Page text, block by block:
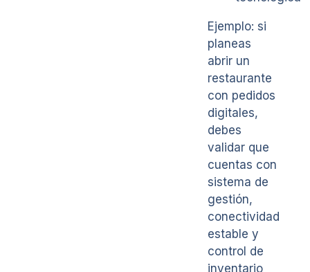
Ejemplo: si
planeas
abrir un
restaurante
con pedidos
digitales,
debes
validar que
cuentas con
sistema de
gestión,
conectividad
estable y
control de
inventario